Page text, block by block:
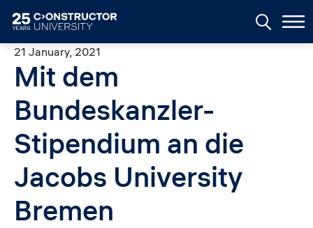
21 January, 2021
Mit dem
Bundeskanzler-
Stipendium an die
Jacobs University
Bremen